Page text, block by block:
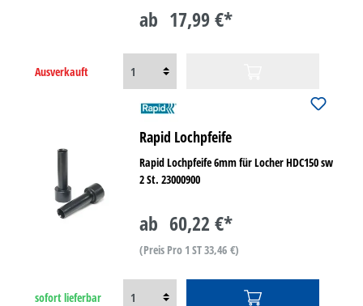
ab 17,99 €*
Ausverkauft
Rapid Lochpfeife
Rapid Lochpfeife 6mm für Locher HDC150 sw
2 St. 23000900
ab 60,22 €*
(Preis Pro 1 ST 33,46 €)
sofort lieferbar